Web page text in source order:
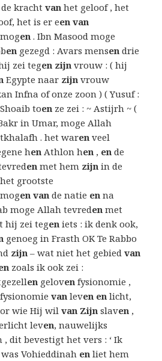
de krachtvan het geloof , het
het is er een van
en . Ibn Masood moge
en gezegd : Avars mensen drie
zei tegen zijn vrouw : ( hij
Egypte naar zijn vrouw
Infna of onze zoon ) ( Yusuf :
Shoaib toen ze zei : ~ Astijrh ~ (
in Umar, moge Allah
. het waren veel
hen Athlon hen , en de
en met hem zijn in de
grootste
en van de natie en na
moge Allah tevreden met
hij zei tegen iets : ik denk ook,
genoeg in Frasth OK Te Rabbo
zijn – wat niet het gebiedvan
zoals ik ook zei :
en geloven fysionomie ,
van leven en licht,
wie Hij wilvan Zijn slaven ,
leven, nauwelijks
dit bevestigt het vers : ‘ Ik
Vohieddinah en liet hem